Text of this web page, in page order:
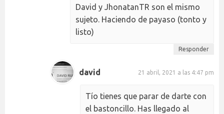
David y JhonatanTR son el mismo
sujeto. Haciendo de payaso (tonto y
listo)
Responder
david 21 abril, 2021 a las 4:47 pm
Tío tienes que parar de darte con
el bastoncillo. Has llegado al